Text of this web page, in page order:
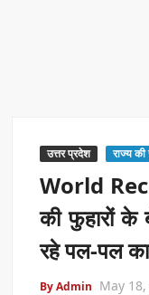
BPCL Ethanol
उत्तर प्रदेश राज्य
World
की फुहारों के
रहे पल-पल का
By Admin May